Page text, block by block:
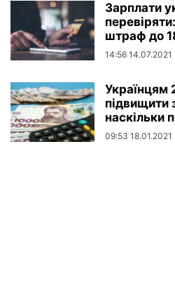
Зарплати
штраф до
14:56 14.07.2021
Українцям
підвищити
наскільки
09:53 18.01.2021